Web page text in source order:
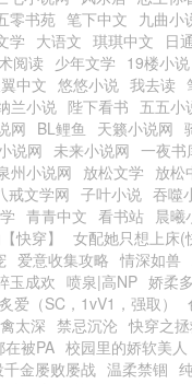
零书苑 笔下中文 九曲小
学 大语文 琪琪中文 日
阅读 少年文学 19楼小说
中文 悠悠小说 我去读
兰小说 陛下看书 五五小
网 BL鲤鱼 天籁小说网
说网 未来小说网 一夜书
州小说网 放松文学 放松
戒文学网 子叶小说 吞噬
青青中文 看书站 晨曦
快穿】 女配她只想上床(
爱意收集攻略 情深如兽
玉成欢 喷泉|高NP 娇柔
炙爱（SC，1vV1，强取）
太深 禁忌沉沦 快穿之
被PA 校园里的娇软美人
千金屡败屡战 温柔禁锢